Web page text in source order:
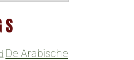
De Arabische